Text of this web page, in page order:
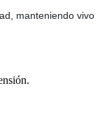
manteniendo vivo